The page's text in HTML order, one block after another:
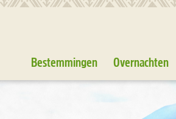
Bestemmingen Overnachten